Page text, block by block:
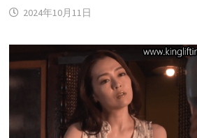
2024年10月11日